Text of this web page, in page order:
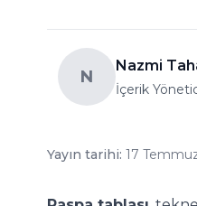
N
Nazmi
İçerik
Yayın tarihi: 17